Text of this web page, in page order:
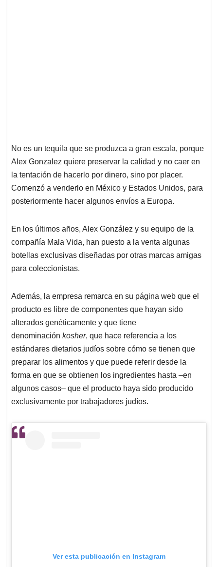
No es un tequila que se produzca a gran escala, porque
Alex Gonzalez quiere preservar la calidad y no caer en
la tentación de hacerlo por dinero, sino por placer.
Comenzó a venderlo en México y Estados Unidos, para
posteriormente hacer algunos envíos a Europa.
En los últimos años, Alex González y su equipo de la
compañía Mala Vida, han puesto a la venta algunas
botellas exclusivas diseñadas por otras marcas amigas
para coleccionistas.
Además, la empresa remarca en su página web que el
producto es libre de componentes que hayan sido
alterados genéticamente y que tiene
denominación kosher, que hace referencia a los
estándares dietarios judíos sobre cómo se tienen que
preparar los alimentos y que puede referir desde la
forma en que se obtienen los ingredientes hasta –en
algunos casos– que el producto haya sido producido
exclusivamente por trabajadores judíos.
Ver esta publicación en Instagram